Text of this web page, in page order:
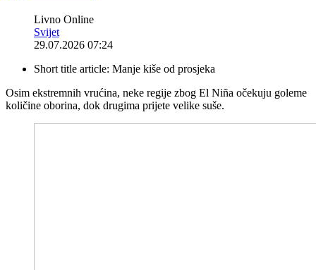
Livno Online
Svijet
29.07.2026 07:24
Short title article: Manje kiše od prosjeka
Osim ekstremnih vrućina, neke regije zbog El Niña očekuju goleme
količine oborina, dok drugima prijete velike suše.